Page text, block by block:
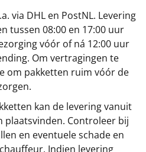
via DHL en PostNL. Levering
tussen 08:00 en 17:00 uur
vóór of ná 12:00 uur
Om vertragingen te
om pakketten ruim vóór de
kan de levering vanuit
plaatsvinden. Controleer bij
en eventuele schade en
Indien levering